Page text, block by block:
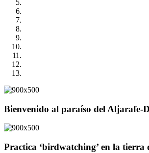
Bienvenido al paraíso del Aljarafe-
Practica ‘birdwatching’ en la tierra